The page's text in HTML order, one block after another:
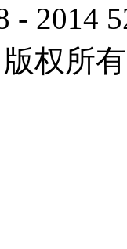
- 2014
权所有